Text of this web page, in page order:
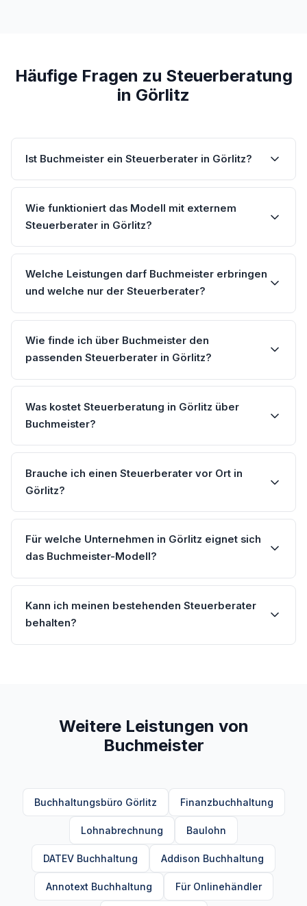
Häufige Fragen zu Steuerberatung
in Görlitz
Ist Buchmeister ein Steuerberater in Görlitz?
Wie funktioniert das Modell mit externem
Steuerberater in Görlitz?
Welche Leistungen darf Buchmeister erbringen
und welche nur der Steuerberater?
Wie finde ich über Buchmeister den
passenden Steuerberater in Görlitz?
Was kostet Steuerberatung in Görlitz über
Buchmeister?
Brauche ich einen Steuerberater vor Ort in
Görlitz?
Für welche Unternehmen in Görlitz eignet sich
das Buchmeister-Modell?
Kann ich meinen bestehenden Steuerberater
behalten?
Weitere Leistungen von
Buchmeister
Buchhaltungsbüro Görlitz Finanzbuchhaltung
Lohnabrechnung Baulohn
DATEV Buchhaltung Addison Buchhaltung
Annotext Buchhaltung Für Onlinehändler